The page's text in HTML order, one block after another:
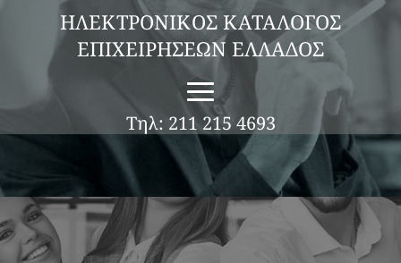
ΗΛΕΚΤΡΟΝΙΚΟΣ ΚΑΤΑΛΟΓΟΣ
ΕΠΙΧΕΙΡΗΣΕΩΝ ΕΛΛΑΔΟΣ
Τηλ: 211 215 4693
εγκαταστάσεις...